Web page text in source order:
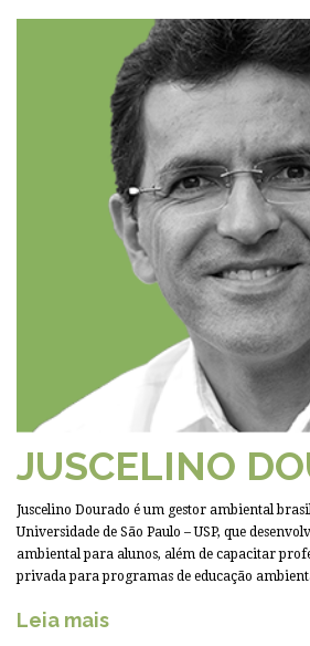
JUSCELINO
Juscelino Dourado é um gestor ambiental
Universidade de São Paulo – USP, que
ambiental para alunos, além de capacitar
privada para programas de educação
Leia mais